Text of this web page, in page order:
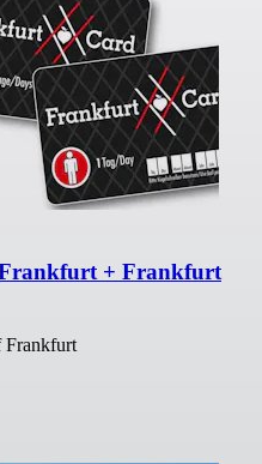
+ Frankfurt
Frankfurt